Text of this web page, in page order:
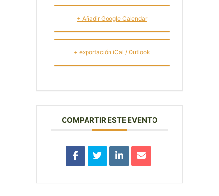
+ Añadir Google Calendar
+ exportación iCal / Outlook
COMPARTIR ESTE EVENTO